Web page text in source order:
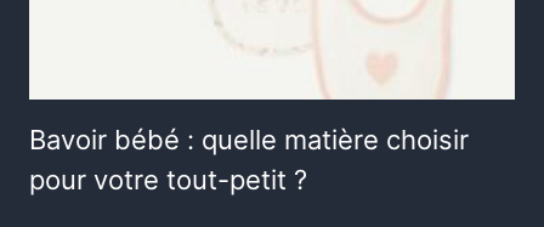
Bavoir bébé : quelle matière choisir
pour votre tout-petit ?